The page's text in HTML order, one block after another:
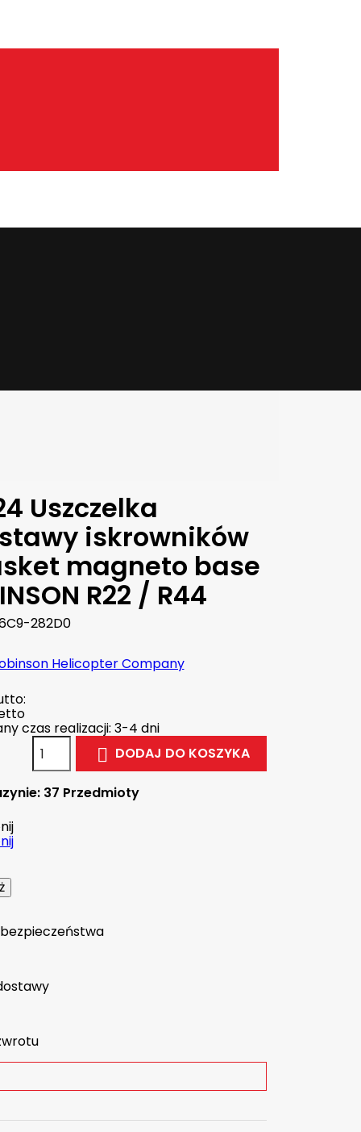
Uszczelka
iskrowników
magneto base
R22 / R44
282D0
Helicopter Company
czas realizacji: 3-4 dni
 DODAJ DO KOSZYKA
37 Przedmioty